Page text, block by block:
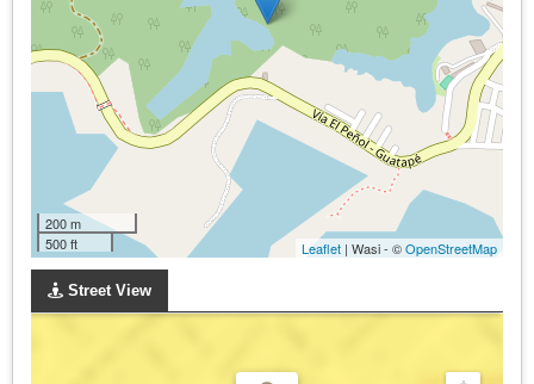
200 m
500 ft
Leaflet | Wasi - ©OpenStreetMap
Street View